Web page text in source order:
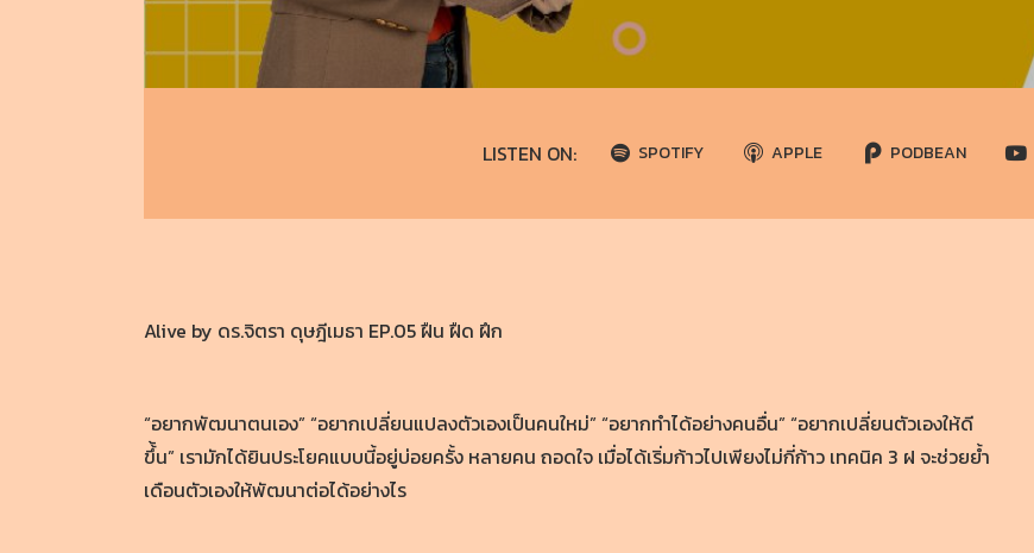
LISTEN ON: SPOTIFY APPLE PODBEAN
Alive by ดร.จิตรา ดุษฎีเมธา EP.05 ฝืน ฝืด ฝึก
“อยากพัฒนาตนเอง” “อยากเปลี่ยนแปลงตัวเองเป็นคนใหม่” “อยากทำได้อย่างคนอื่น” “อยากเปลี่ยนตัวเองให้ดี
ขึ้้น” เรามักได้ยินประโยคแบบนี้อยู่บ่อยครั้ง หลายคน ถอดใจ เมื่อได้เริ่มก้าวไปเพียงไม่กี่ก้าว เทคนิค 3 ฝ จะช่วยย้ำ
เดือนตัวเองให้พัฒนาต่อได้อย่างไร